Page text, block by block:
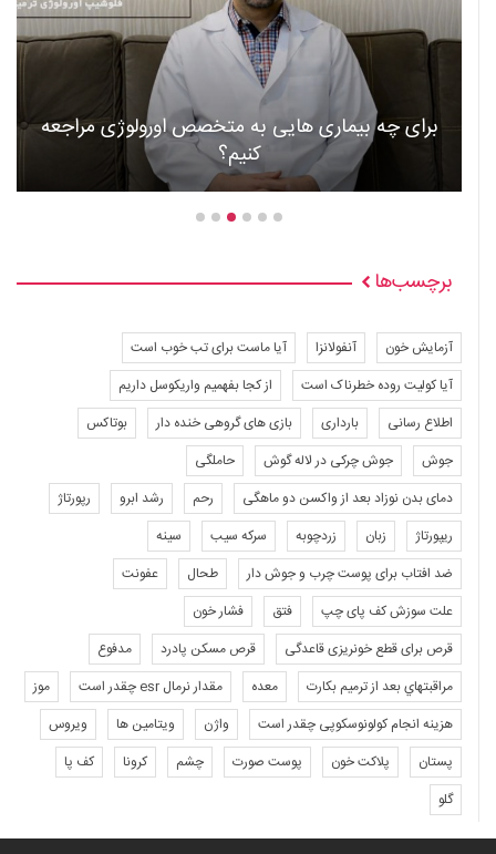
هایی به متخصص اورولوژی مراجعه
کنیم؟
برچسب‌ها
آزمایش خون آنفولانزا
آیا ماست برای تب خوب است
آیا کولیت روده خطرناک است
از کجا بفهمیم واریکوسل داریم
اطلاع رسانی
بارداری بازی های گروهی خنده دار
بوتاکس
جوش
جوش چرکی در لاله گوش
حاملگی
دمای بدن نوزاد بعد از واکسن دو ماهگی
رحم رشد ابرو
رپورتاژ
ریپورتاژ
زبان زردچوبه سرکه سیب
سینه
ضد افتاب برای پوست چرب و جوش دار
طحال
عفونت
علت سوزش کف پای چپ
فتق
فشار خون
قرص برای قطع خونریزی قاعدگی
قرص مسکن پادرد
مدفوع
مراقبتهاي بعد از ترميم بكارت
معده مقدار نرمال esr چقدر است
موز
هزینه انجام کولونوسکوپی چقدر است
واژن ویتامین ها
ویروس
پستان
پلاکت خون پوست صورت چشم کرونا
کف پا
گلو